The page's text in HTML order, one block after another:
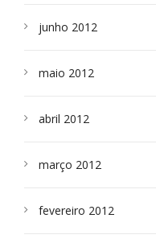
junho 2012
maio 2012
abril 2012
março 2012
fevereiro 2012